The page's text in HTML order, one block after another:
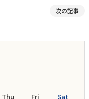
次の記事
Thu Fri Sat